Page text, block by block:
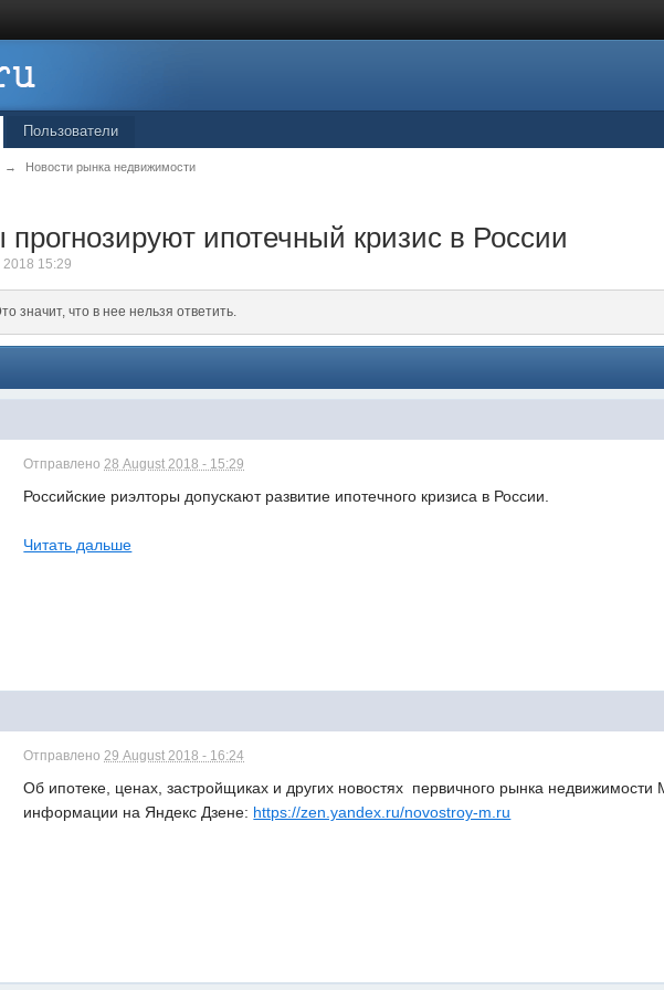
Пользователи
→ Новости рынка недвижимости
прогнозируют ипотечный кризис в России
2018 15:29
значит, что в нее нельзя ответить.
Отправлено28 August 2018 - 15:29
Российские риэлторы допускают развитие ипотечного кризиса в России.
Читать дальше
Отправлено29 August 2018 - 16:24
Об ипотеке, ценах, застройщиках и других новостях первичного рынка
информации на Яндекс Дзене: https://zen.yandex.ru/novostroy-m.ru